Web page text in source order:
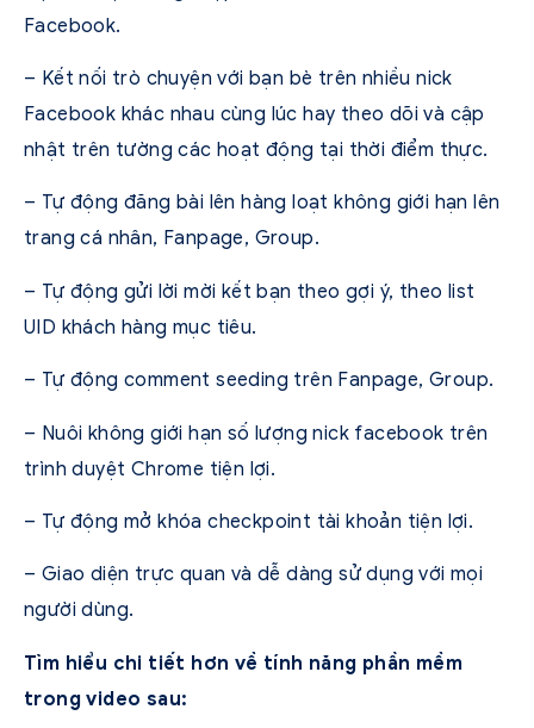
Facebook.
– Kết nối trò chuyện với bạn bè trên nhiều nick
Facebook khác nhau cùng lúc hay theo dõi và cập
nhật trên tường các hoạt động tại thời điểm thực.
– Tự động đăng bài lên hàng loạt không giới hạn lên
trang cá nhân, Fanpage, Group.
– Tự động gửi lời mời kết bạn theo gợi ý, theo list
UID khách hàng mục tiêu.
– Tự động comment seeding trên Fanpage, Group.
– Nuôi không giới hạn số lượng nick facebook trên
trình duyệt Chrome tiện lợi.
– Tự động mở khóa checkpoint tài khoản tiện lợi.
– Giao diện trực quan và dễ dàng sử dụng với mọi
người dùng.
Tìm hiểu chi tiết hơn về tính năng phần mềm
trong video sau: